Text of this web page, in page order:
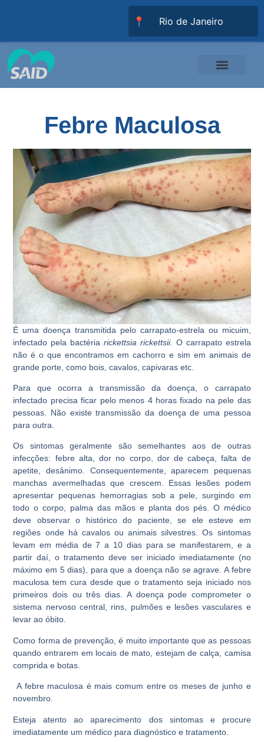
📍
Febre Maculosa
É uma doença transmitida pelo carrapato-estrela ou micuim,
infectado pela bactériarickettsia rickettsii. O carrapato estrela
não é o que encontramos em cachorro e sim em animais de
grande porte, como bois, cavalos, capivaras etc.
Para que ocorra a transmissão da doença, o carrapato
infectado precisa ficar pelo menos 4 horas fixado na pele das
pessoas. Não existe transmissão da doença de uma pessoa
para outra.
Os sintomas geralmente são semelhantes aos de outras
infecções: febre alta, dor no corpo, dor de cabeça, falta de
apetite, desânimo. Consequentemente, aparecem pequenas
manchas avermelhadas que crescem. Essas lesões podem
apresentar pequenas hemorragias sob a pele, surgindo em
todo o corpo, palma das mãos e planta dos pés. O médico
deve observar o histórico do paciente, se ele esteve em
regiões onde há cavalos ou animais silvestres. Os sintomas
levam em média de 7 a 10 dias para se manifestarem, e a
partir daí, o tratamento deve ser iniciado imediatamente (no
máximo em 5 dias), para que a doença não se agrave. A febre
maculosa tem cura desde que o tratamento seja iniciado nos
primeiros dois ou três dias. A doença pode comprometer o
sistema nervoso central, rins, pulmões e lesões vasculares e
levar ao óbito.
Como forma de prevenção, é muito importante que as pessoas
quando entrarem em locais de mato, estejam de calça, camisa
comprida e botas.
A febre maculosa é mais comum entre os meses de junho e
novembro.
Esteja atento ao aparecimento dos sintomas e procure
imediatamente um médico para diagnóstico e tratamento.